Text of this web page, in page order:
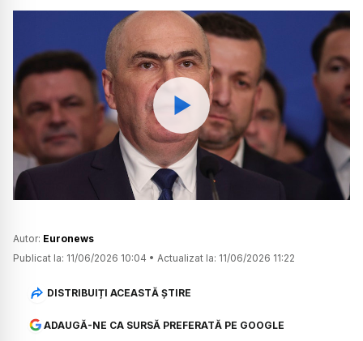
Watch
Autor: Euronews
Publicat la: 11/06/2026 10:04 • Actualizat la: 11/06/2026 11:22
DISTRIBUIȚI ACEASTĂ ȘTIRE
ADAUGĂ-NE CA SURSĂ PREFERATĂ PE GOOGLE